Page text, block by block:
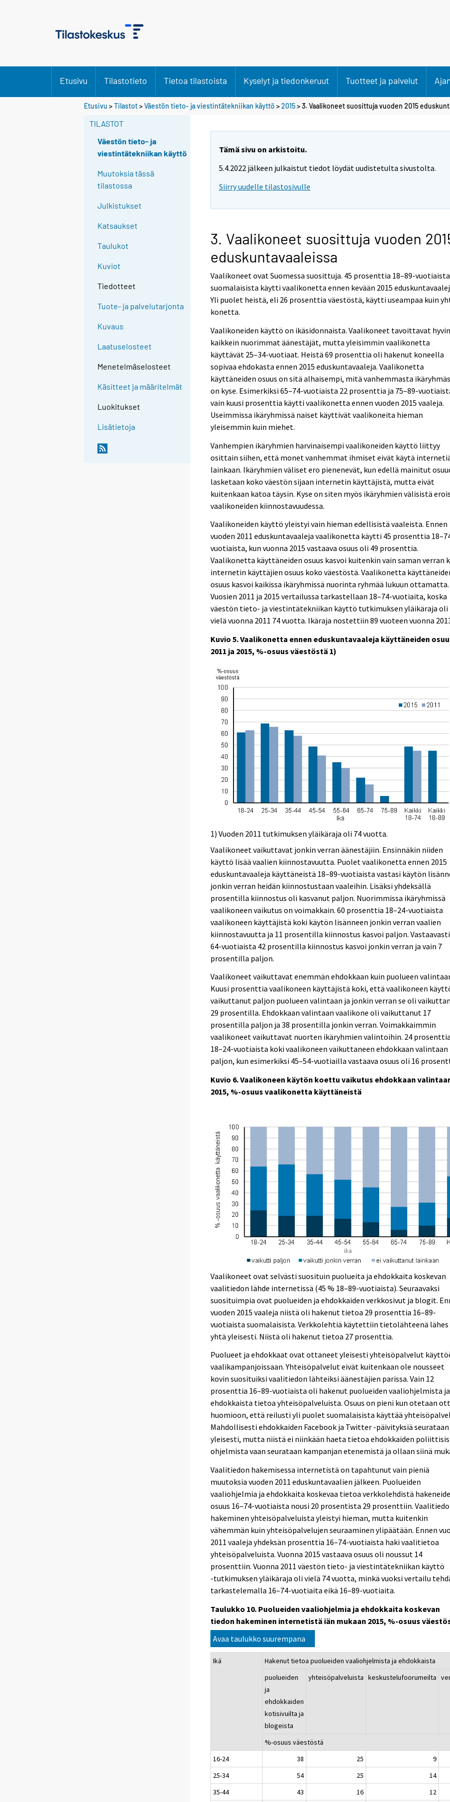
Etusivu Tilastotieto Tietoa tilastoista Kyselyt ja tiedonkeruut Tuotteet ja palvelut
Etusivu >Tilastot>Väestön tieto- ja viestintätekniikan käyttö >2015> 3. Vaalikoneet suosittuja vuoden 2015
TILASTOT
Väestön tieto- ja
viestintätekniikan käyttö
Muutoksia tässä
tilastossa
Julkistukset
Katsaukset
Taulukot
Kuviot
Tiedotteet
Tuote- ja palvelutarjonta
Kuvaus
Laatuselosteet
Menetelmäselosteet
Käsitteet ja määritelmät
Luokitukset
Lisätietoja
Tämä sivu on arkistoitu.
5.4.2022 jälkeen julkaistut tiedot löydät uudistetulta sivustolta.
Siirry uudelle tilastosivulle
3. Vaalikoneet suosittuja vuoden
eduskuntavaaleissa
Vaalikoneet ovat Suomessa suosittuja. 45 prosenttia 18–89-vuotiaista
suomalaisista käytti vaalikonetta ennen kevään 2015
Yli puolet heistä, eli 26 prosenttia väestöstä, käytti useampaa kuin
konetta.
Vaalikoneiden käyttö on ikäsidonnaista. Vaalikoneet tavoittavat
kaikkein nuorimmat äänestäjät, mutta yleisimmin vaalikonetta
käyttävät 25–34-vuotiaat. Heistä 69 prosenttia oli hakenut koneella
sopivaa ehdokasta ennen 2015 eduskuntavaaleja. Vaalikonetta
käyttäneiden osuus on sitä alhaisempi, mitä vanhemmasta
on kyse. Esimerkiksi 65–74-vuotiaista 22 prosenttia ja 75–89-
vain kuusi prosenttia käytti vaalikonetta ennen vuoden 2015 vaaleja.
Useimmissa ikäryhmissä naiset käyttivät vaalikoneita hieman
yleisemmin kuin miehet.
Vanhempien ikäryhmien harvinaisempi vaalikoneiden käyttö liittyy
osittain siihen, että monet vanhemmat ihmiset eivät käytä
lainkaan. Ikäryhmien väliset ero pienenevät, kun edellä mainitut
lasketaan koko väestön sijaan internetin käyttäjistä, mutta eivät
kuitenkaan katoa täysin. Kyse on siten myös ikäryhmien välisistä
vaalikoneiden kiinnostavuudessa.
Vaalikoneiden käyttö yleistyi vain hieman edellisistä vaaleista. Ennen
vuoden 2011 eduskuntavaaleja vaalikonetta käytti 45 prosenttia
vuotiaista, kun vuonna 2015 vastaava osuus oli 49 prosenttia.
Vaalikonetta käyttäneiden osuus kasvoi kuitenkin vain saman verran
internetin käyttäjien osuus koko väestöstä. Vaalikonetta
osuus kasvoi kaikissa ikäryhmissä nuorinta ryhmää lukuun ottamatta.
Vuosien 2011 ja 2015 vertailussa tarkastellaan 18–74-vuotiaita, koska
väestön tieto- ja viestintätekniikan käyttö tutkimuksen yläikäraja oli
vielä vuonna 2011 74 vuotta. Ikäraja nostettiin 89 vuoteen vuonna
Kuvio 5. Vaalikonetta ennen eduskuntavaaleja käyttäneiden
2011 ja 2015, %-osuus väestöstä 1)
1) Vuoden 2011 tutkimuksen yläikäraja oli 74 vuotta.
Vaalikoneet vaikuttavat jonkin verran äänestäjiin. Ensinnäkin niiden
käyttö lisää vaalien kiinnostavuutta. Puolet vaalikonetta ennen 2015
eduskuntavaaleja käyttäneistä 18–89-vuotiaista vastasi käytön
jonkin verran heidän kiinnostustaan vaaleihin. Lisäksi yhdeksällä
prosentilla kiinnostus oli kasvanut paljon. Nuorimmissa ikäryhmissä
vaalikoneen vaikutus on voimakkain. 60 prosenttia 18–24-vuotiaista
vaalikoneen käyttäjistä koki käytön lisänneen jonkin verran vaalien
kiinnostavuutta ja 11 prosentilla kiinnostus kasvoi paljon.
64-vuotiaista 42 prosentilla kiinnostus kasvoi jonkin verran ja vain 7
prosentilla paljon.
Vaalikoneet vaikuttavat enemmän ehdokkaan kuin puolueen
Kuusi prosenttia vaalikoneen käyttäjistä koki, että vaalikoneen
vaikuttanut paljon puolueen valintaan ja jonkin verran se oli
29 prosentilla. Ehdokkaan valintaan vaalikone oli vaikuttanut 17
prosentilla paljon ja 38 prosentilla jonkin verran. Voimakkaimmin
vaalikoneet vaikuttavat nuorten ikäryhmien valintoihin. 24
18–24-vuotiaista koki vaalikoneen vaikuttaneen ehdokkaan valintaan
paljon, kun esimerkiksi 45–54-vuotiailla vastaava osuus oli 16
Kuvio 6. Vaalikoneen käytön koettu vaikutus ehdokkaan
2015, %-osuus vaalikonetta käyttäneistä
Vaalikoneet ovat selvästi suosituin puolueita ja ehdokkaita koskevan
vaalitiedon lähde internetissä (45 % 18–89-vuotiaista). Seuraavaksi
suosituimpia ovat puolueiden ja ehdokkaiden verkkosivut ja blogit.
vuoden 2015 vaaleja niistä oli hakenut tietoa 29 prosenttia 16–89-
vuotiaista suomalaisista. Verkkolehtiä käytettiin tietolähteenä lähes
yhtä yleisesti. Niistä oli hakenut tietoa 27 prosenttia.
Puolueet ja ehdokkaat ovat ottaneet yleisesti yhteisöpalvelut
vaalikampanjoissaan. Yhteisöpalvelut eivät kuitenkaan ole nousseet
kovin suosituiksi vaalitiedon lähteiksi äänestäjien parissa. Vain 12
prosenttia 16–89-vuotiaista oli hakenut puolueiden vaaliohjelmista ja
ehdokkaista tietoa yhteisöpalveluista. Osuus on pieni kun otetaan
huomioon, että reilusti yli puolet suomalaisista käyttää
Mahdollisesti ehdokkaiden Facebook ja Twitter ‑päivityksiä seurataan
yleisesti, mutta niistä ei niinkään haeta tietoa ehdokkaiden
ohjelmista vaan seurataan kampanjan etenemistä ja ollaan siinä
Vaalitiedon hakemisessa internetistä on tapahtunut vain pieniä
muutoksia vuoden 2011 eduskuntavaalien jälkeen. Puolueiden
vaaliohjelmia ja ehdokkaita koskevaa tietoa verkkolehdistä
osuus 16–74-vuotiaista nousi 20 prosentista 29 prosenttiin.
hakeminen yhteisöpalveluista yleistyi hieman, mutta kuitenkin
vähemmän kuin yhteisöpalvelujen seuraaminen ylipäätään. Ennen
2011 vaaleja yhdeksän prosenttia 16–74-vuotiaista haki vaalitietoa
yhteisöpalveluista. Vuonna 2015 vastaava osuus oli noussut 14
prosenttiin. Vuonna 2011 väestön tieto- ja viestintätekniikan käyttö
‑tutkimuksen yläikäraja oli vielä 74 vuotta, minkä vuoksi vertailu
tarkastelemalla 16–74-vuotiaita eikä 16–89-vuotiaita.
Taulukko 10. Puolueiden vaaliohjelmia ja ehdokkaita koskevan
tiedon hakeminen internetistä iän mukaan 2015, %-osuus
Avaa taulukko suurempana
Ikä
Hakenut tietoa puolueiden vaaliohjelmista ja ehdokkaista
puolueiden
ja
ehdokkaiden
kotisivuilta ja
blogeista
yhteisöpalveluista keskustelufoorumeilta
%-osuus väestöstä
16-24
38 25
9
25-34
54 25
14
35-44
43 16 12